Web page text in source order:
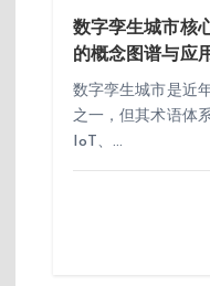
数字孪生城市核
的概念图谱与应
数字孪生城市是近
之一，但其术语体
IoT、…